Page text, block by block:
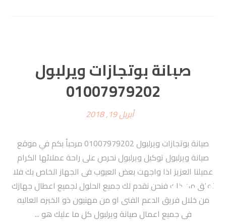
صيانة بوتجازات ويرلبول
01007979202
أبريل 19, 2018
صيانة بوتجازات ويرلبول 01007979202 مرحبأ بكم في موقع
صيانة ويرلبول توكيل ويرلبول نحرص على راحة عملائها الكرام
عميلنا العزيز اذا واجهت بعض العيوب فى الجهاز الخاص بك فلا
تقلق من ذاك فنحن نقدم لك جميع الحلول لجميع اعطال جهازك
من خلال فريق الدعم الفنى او من مهنيون ذو الخبره العاليه
فى جميع اعمال صيانة ويرلبول كل ما عليك هو ...